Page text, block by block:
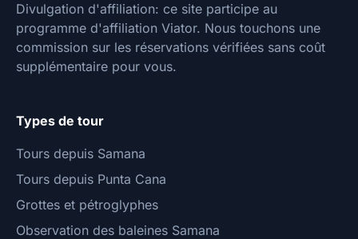
Divulgation d'affiliation: ce site participe au
programme d'affiliation Viator. Nous touchons une
commission sur les réservations vérifiées sans coût
supplémentaire pour vous.
Types de tour
Tours depuis Samana
Tours depuis Punta Cana
Grottes et pétroglyphes
Observation des baleines Samana